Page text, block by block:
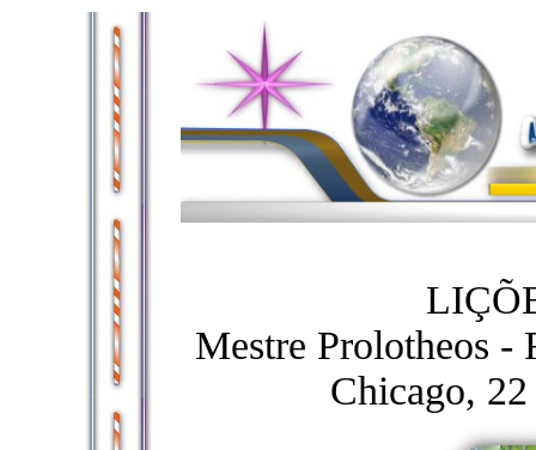
Mestre Prolotheos -
Chicago,